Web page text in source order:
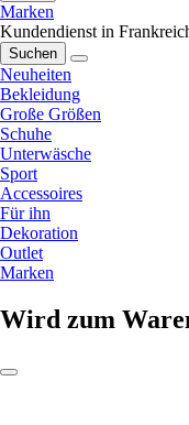
Marken
Kundendienst in
Suchen
Neuheiten
Bekleidung
Große Größen
Schuhe
Unterwäsche
Sport
Accessoires
Für ihn
Dekoration
Outlet
Marken
Wird zum